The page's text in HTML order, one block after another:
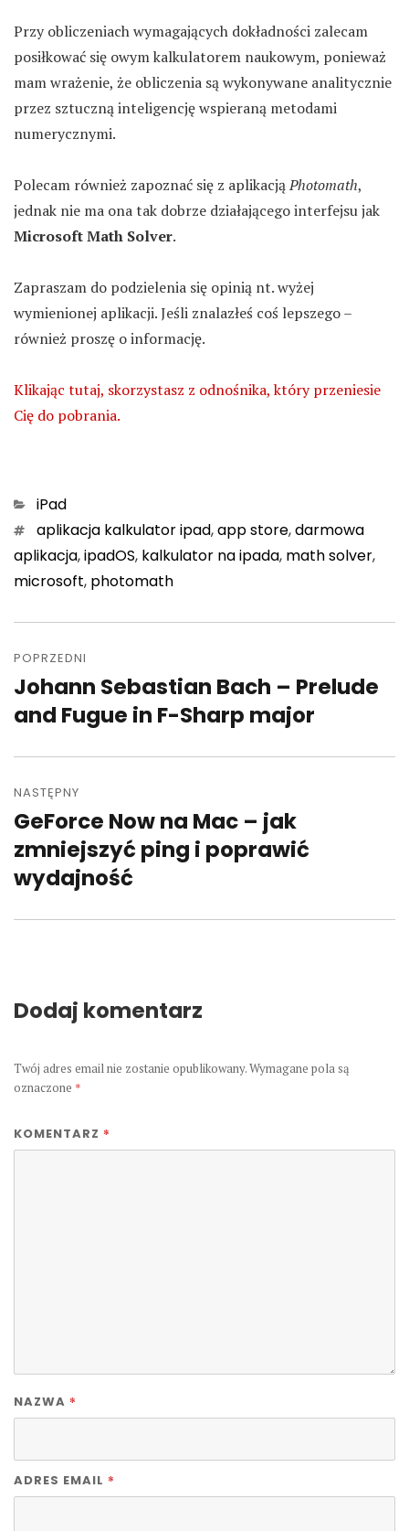
Przy obliczeniach wymagających dokładności zalecam
posiłkować się owym kalkulatorem naukowym, ponieważ
mam wrażenie, że obliczenia są wykonywane analitycznie
przez sztuczną inteligencję wspieraną metodami
numerycznymi.
Polecam również zapoznać się z aplikacjąPhotomath,
jednak nie ma ona tak dobrze działającego interfejsu jak
Microsoft Math Solver.
Zapraszam do podzielenia się opinią nt. wyżej
wymienionej aplikacji. Jeśli znalazłeś coś lepszego –
również proszę o informację.
Klikając tutaj, skorzystasz z odnośnika, który przeniesie
Cię do pobrania.
Categories
iPad
Tagsaplikacja kalkulator ipad,app store,darmowa
aplikacja,ipadOS, kalkulator na ipada, math solver,
microsoft, photomath
wpisu
POPRZEDNI
Poprzedni
wpis:
Johann Sebastian Bach – Prelude
and Fugue in F-Sharp major
NASTĘPNY
Następny
wpis:
GeForce Now na Mac – jak
zmniejszyć ping i poprawić
wydajność
Dodaj komentarz
Twój adres email nie zostanie opublikowany.Wymagane pola są
oznaczone *
KOMENTARZ *
NAZWA *
ADRES EMAIL *